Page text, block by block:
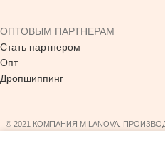
ОПТОВЫМ ПАРТНЕРАМ
Стать партнером
Опт
Дропшиппинг
© 2021 КОМПАНИЯ MILANOVA.